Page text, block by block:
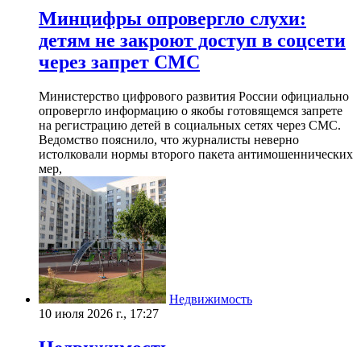
Минцифры опровергло слухи:
детям не закроют доступ в соцсети
через запрет СМС
Министерство цифрового развития России официально
опровергло информацию о якобы готовящемся запрете
на регистрацию детей в социальных сетях через СМС.
Ведомство пояснило, что журналисты неверно
истолковали нормы второго пакета антимошеннических
мер,
Недвижимость
10 июля 2026 г., 17:27